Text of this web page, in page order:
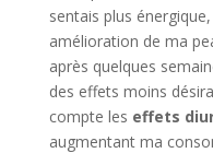
sentais plus
amélioration de ma
après quelques
des effets moins
compte les effets
augmentant ma